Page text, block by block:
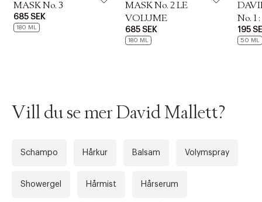
MASK No. 3
685 SEK
180 ML
MASK No. 2 LE
VOLUME
685 SEK
180 ML
No. 1
180
195
50 ML
Vill du se mer David Mallett?
Schampo Hårkur Balsam Volymspray
Showergel Hårmist Hårserum